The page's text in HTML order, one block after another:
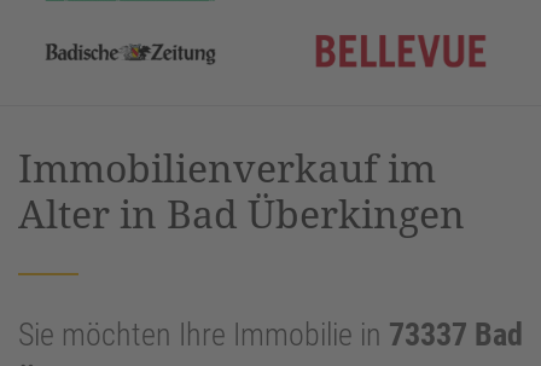
Immobilienverkauf im
Alter in Bad Überkingen
Sie möchten Ihre Immobilie in 73337 Bad